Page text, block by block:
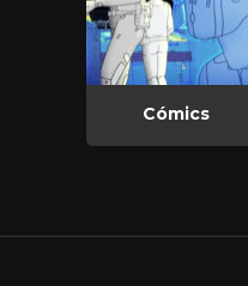
Cómics